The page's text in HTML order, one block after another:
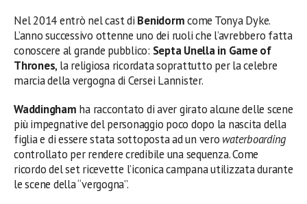
Nel 2014 entrò nel cast di Benidormcome Tonya Dyke.
L’anno successivo ottenne uno dei ruoli che l’avrebbero fatta
conoscere al grande pubblico: Septa Unella in Game of
Thrones, la religiosa ricordata soprattutto per la celebre
marcia della vergogna di Cersei Lannister.
Waddingham ha raccontato di aver girato alcune delle scene
più impegnative del personaggio poco dopo la nascita della
figlia e di essere stata sottoposta ad un vero waterboarding
controllato per rendere credibile una sequenza. Come
ricordo del set ricevette l’iconica campana utilizzata durante
le scene della “vergogna”.